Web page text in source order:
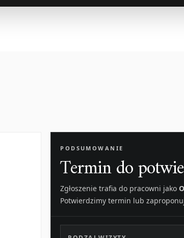
PODSUMOWANIE
Termin do
Zgłoszenie trafia do pracowni jako
Potwierdzimy termin lub